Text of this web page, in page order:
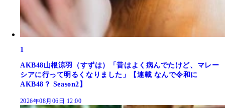
1
AKB48山根涼羽（すずは）「昔はよく病んでたけど、マレー
シアに行って明るくなりました」【連載 なんで令和に
AKB48？ Season2】
2026年08月06日 12:00